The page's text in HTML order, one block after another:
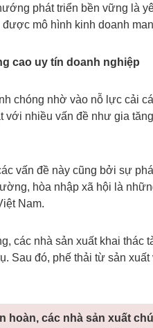
phát triển bền vững là
mô hình kinh doanh
cao uy tín doanh nghiệp
chóng nhờ vào nỗ lực cải
với nhiều vấn đề như gia
vấn đề này cũng bởi sự
hòa nhập xã hội là
Nam.
các nhà sản xuất khai
Sau đó, phế thải từ sản
hoàn, các nhà sản xuất